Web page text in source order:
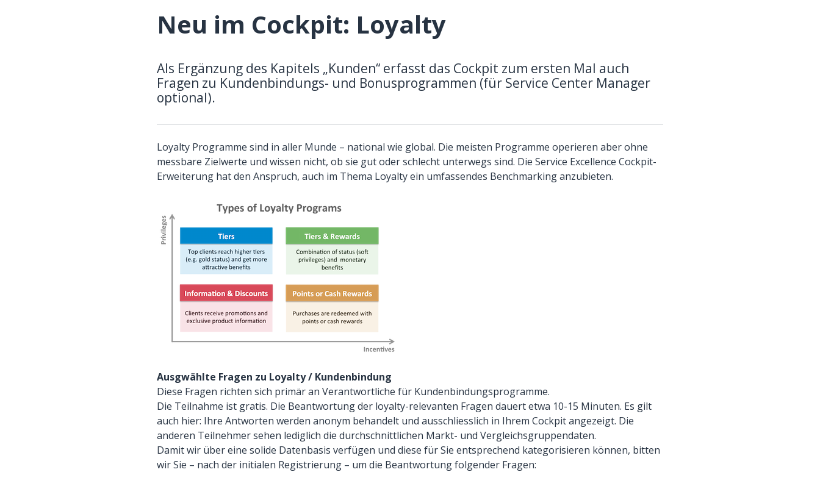
Neu im Cockpit: Loyalty
Als Ergänzung des Kapitels „Kunden“ erfasst das Cockpit zum ersten Mal auch
Fragen zu Kundenbindungs- und Bonusprogrammen (für Service Center Manager
optional).
Loyalty Programme sind in aller Munde – national wie global. Die meisten Programme operieren aber ohne
messbare Zielwerte und wissen nicht, ob sie gut oder schlecht unterwegs sind. Die Service Excellence Cockpit-
Erweiterung hat den Anspruch, auch im Thema Loyalty ein umfassendes Benchmarking anzubieten.
Ausgwählte Fragen zu Loyalty / Kundenbindung
Diese Fragen richten sich primär an Verantwortliche für Kundenbindungsprogramme.
Die Teilnahme ist gratis. Die Beantwortung der loyalty-relevanten Fragen dauert etwa 10-15 Minuten. Es gilt
auch hier: Ihre Antworten werden anonym behandelt und ausschliesslich in Ihrem Cockpit angezeigt. Die
anderen Teilnehmer sehen lediglich die durchschnittlichen Markt- und Vergleichsgruppendaten.
Damit wir über eine solide Datenbasis verfügen und diese für Sie entsprechend kategorisieren können, bitten
wir Sie – nach der initialen Registrierung – um die Beantwortung folgender Fragen: